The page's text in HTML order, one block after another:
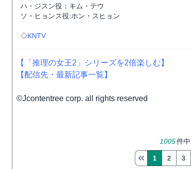
ハ・ジスン役：キム・テウ
ソ・ヒョンス役:ホン・スヒョン
◇KNTV
【「推理の女王2」シリーズを2倍楽しむ】
【配信先・最新記事一覧】
©Jcontentree corp. all rights reserved
1005件中
1 2 3